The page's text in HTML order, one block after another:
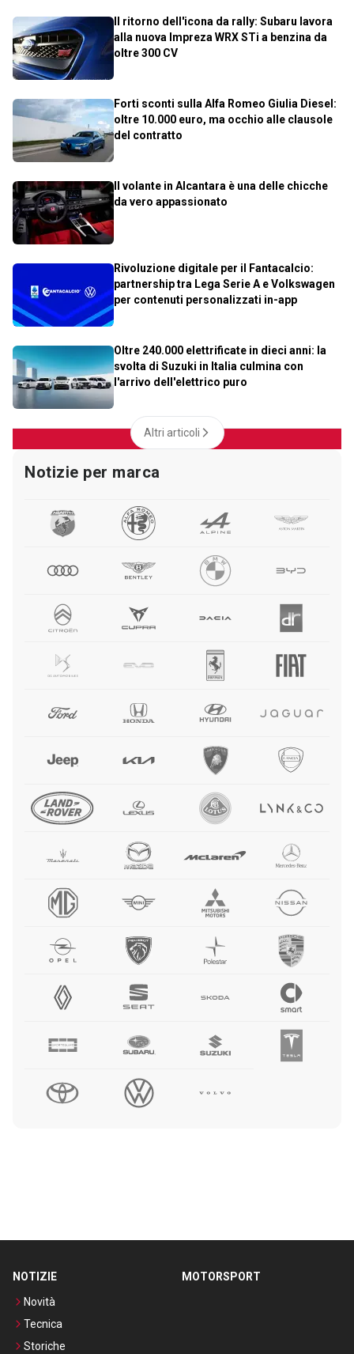
Il ritorno dell'icona da rally: Subaru lavora
alla nuova Impreza WRX STi a benzina da
oltre 300 CV
Forti sconti sulla Alfa Romeo Giulia Diesel:
oltre 10.000 euro, ma occhio alle clausole
del contratto
Il volante in Alcantara è una delle chicche
da vero appassionato
Rivoluzione digitale per il Fantacalcio:
partnership tra Lega Serie A e Volkswagen
per contenuti personalizzati in-app
Oltre 240.000 elettrificate in dieci anni: la
svolta di Suzuki in Italia culmina con
l'arrivo dell'elettrico puro
Altri articoli
Notizie per marca
NOTIZIE
Novità
Tecnica
Storiche
MOTORSPORT